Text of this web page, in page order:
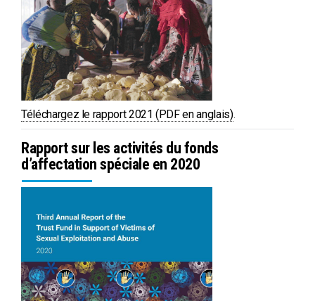
Téléchargez le rapport 2021 (PDF en anglais).
Rapport sur les activités du fonds
d’affectation spéciale en 2020